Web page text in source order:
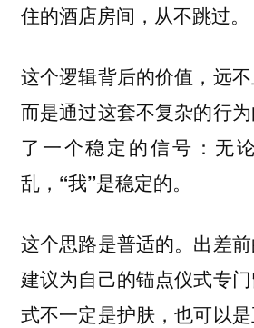
住的酒店房间，从不跳过。
这个逻辑背后的价值，远不
而是通过这套不复杂的行
了一个稳定的信号： 无
乱，“我”是稳定的。
这个思路是普适的。出差前
建议为自己的锚点仪式专
式不一定是护肤，也可以